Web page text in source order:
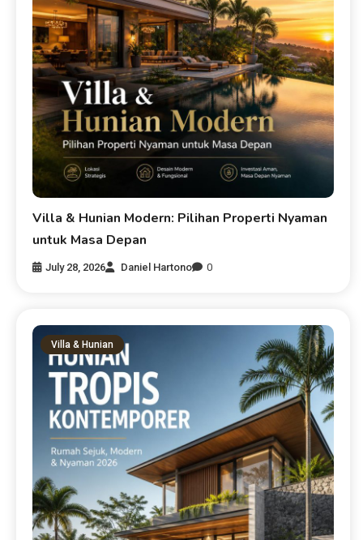
Villa & Hunian Modern: Pilihan Properti Nyaman
untuk Masa Depan
July 28, 2026 Daniel Hartono 0
Villa & Hunian